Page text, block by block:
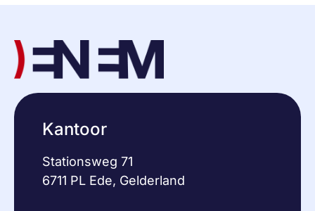
Kantoor
Stationsweg 71
6711 PL Ede, Gelderland